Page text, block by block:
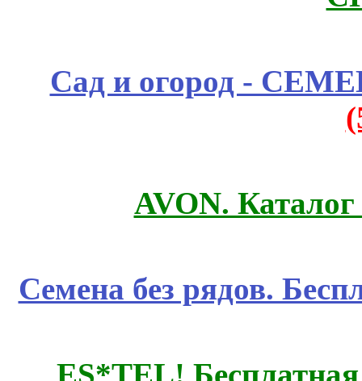
Сад и огород -
AVON.
Семена без рядов.
ES*TEL!